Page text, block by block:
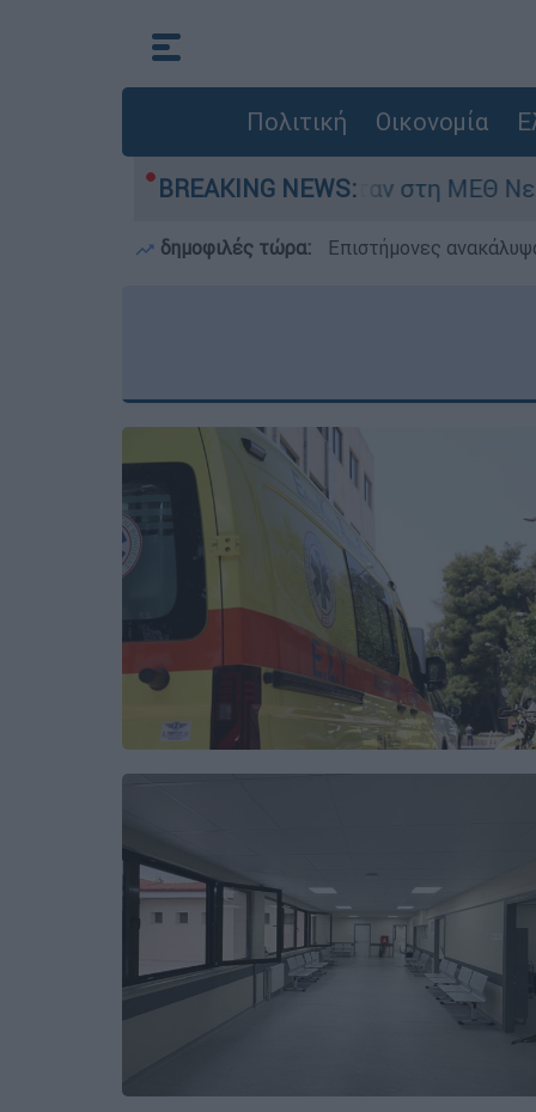
Πολιτική Οικονομία
BREAKING NEWS:
- Νοσηλευόταν στη ΜΕΘ Νεογνών
δημοφιλές τώρα: Επιστήμονες